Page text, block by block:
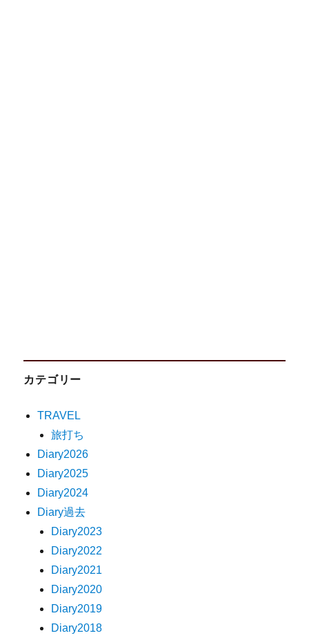
カテゴリー
TRAVEL
旅打ち
Diary2026
Diary2025
Diary2024
Diary過去
Diary2023
Diary2022
Diary2021
Diary2020
Diary2019
Diary2018